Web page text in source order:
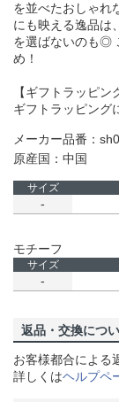
を並べたおしゃれ
にも映える逸品は
を選ばないのも◎
め！
【ギフトラッピン
ギフトラッピング
メーカー品番：
原産国：中国
サイズ
-
モチーフ
サイズ
-
返品・交換につ
お客様都合による
詳しくはヘルプペ